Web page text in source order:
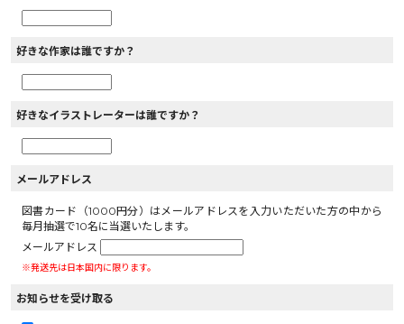
好きな作家は誰ですか？
好きなイラストレーターは誰ですか？
メールアドレス
図書カード（1000円分）はメールアドレスを入力いただいた方の中から
毎月抽選で10名に当選いたします。
メールアドレス
※発送先は日本国内に限ります。
お知らせを受け取る